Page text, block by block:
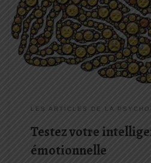
exprimer les émotions, à les intégrer
comprendre et à raisonner avec les
les émotions chez soi et chez les
LES ARTICLES DE LA
Testez votre
émotionnelle